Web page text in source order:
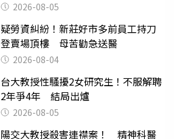
2026-08-05
疑勞資糾紛！新莊好市多前員工持刀
登賣場頂樓 母苦勸急送醫
2026-08-04
台大教授性騷擾2女研究生！不服解聘
2年爭4年 結局出爐
2026-08-05
陽交大教授殺害連襟案！ 精神科醫